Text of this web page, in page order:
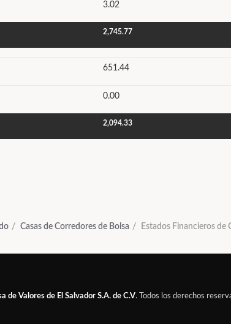
3.02
2,745.77
651.44
0.00
2,094.33
Casas de Corredores de Bolsa Estados Financieros de
de Valores de El Salvador S.A. de C.V. Todos los derechos